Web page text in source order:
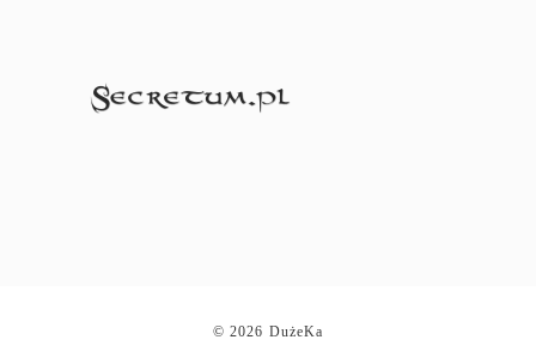
© 2026 DużeKa